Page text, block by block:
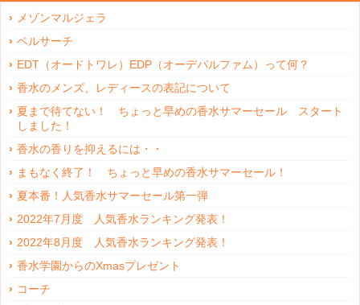
メゾンマルジェラ
ベルサーチ
EDT（オードトワレ）EDP（オーデパルファム）って何？
香水のメンズ、レディースの表記について
夏まで待てない！ ちょっと早めの香水サマーセール スタート
しました！
香水の香りを抑えるには・・
まもなく終了！ ちょっと早めの香水サマーセール！
夏本番！人気香水サマーセール第一弾
2022年7月度 人気香水ランキング発表！
2022年8月度 人気香水ランキング発表！
香水学園からのXmasプレゼント
コーチ